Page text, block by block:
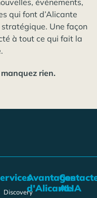
événements,
qui font d’Alicante
Une façon
à tout ce qui fait la
rien.
Discovery
Avantages
d'Alicante
ALIA